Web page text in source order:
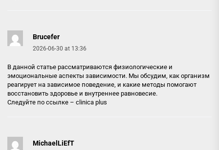
Brucefer
2026-06-30 at 13:36
В данной статье рассматриваются физиологические и
эмоциональные аспекты зависимости. Мы обсудим, как организм
реагирует на зависимое поведение, и какие методы помогают
восстановить здоровье и внутреннее равновесие.
Следуйте по ссылке – clinica plus
MichaelLiEfT